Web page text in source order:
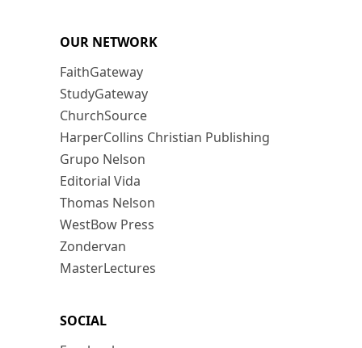
OUR NETWORK
FaithGateway
StudyGateway
ChurchSource
HarperCollins Christian Publishing
Grupo Nelson
Editorial Vida
Thomas Nelson
WestBow Press
Zondervan
MasterLectures
SOCIAL